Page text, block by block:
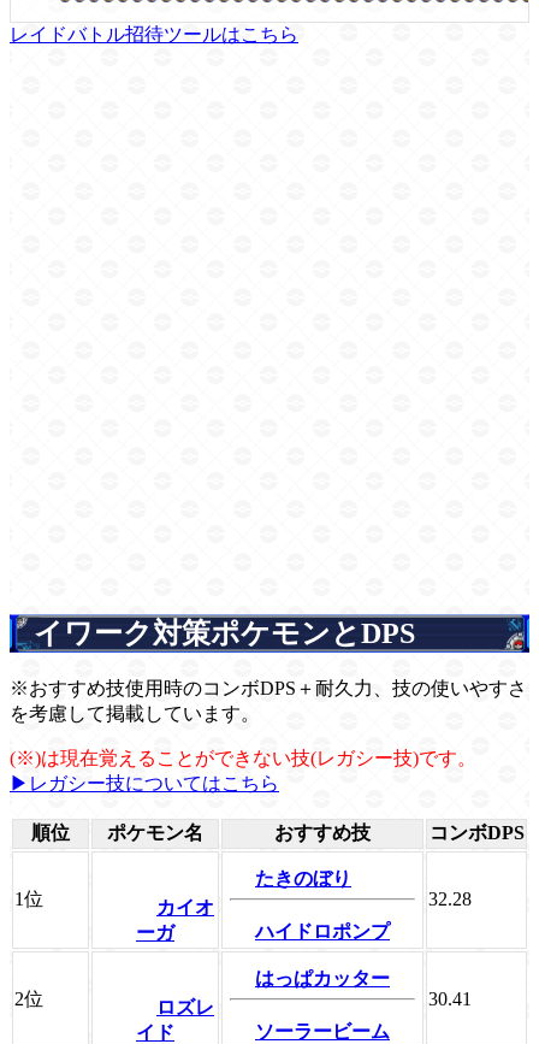
レイドバトル招待ツールはこちら
イワーク対策ポケモンとDPS
※おすすめ技使用時のコンボDPS＋耐久力、技の使いやすさ
を考慮して掲載しています。
(※)は現在覚えることができない技(レガシー技)です。
▶レガシー技についてはこちら
順位 ポケモン名 おすすめ技 コンボDPS
1位
カイオ
ーガ
たきのぼり
ハイドロポンプ
32.28
2位
ロズレ
イド
はっぱカッター
ソーラービーム
30.41